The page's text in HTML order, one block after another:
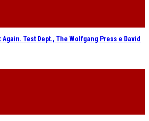
Again. Test Dept., The Wolfgang Press e David